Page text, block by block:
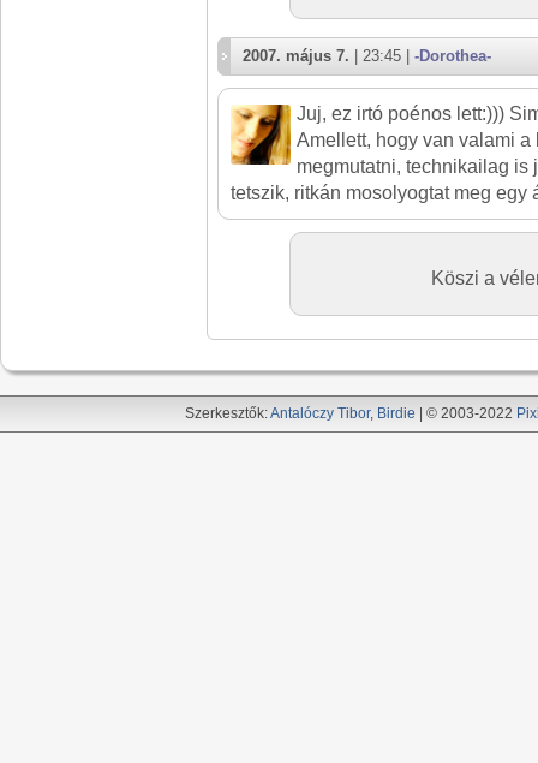
2007. május 7. | 23:45 | -Dorothea-
Juj, ez irtó poénos lett:)))
Amellett, hogy van valami a
megmutatni, technikailag is
tetszik, ritkán mosolyogtat meg egy
Köszi a
Szerkesztők:Antalóczy Tibor, Birdie | © 2003-2022